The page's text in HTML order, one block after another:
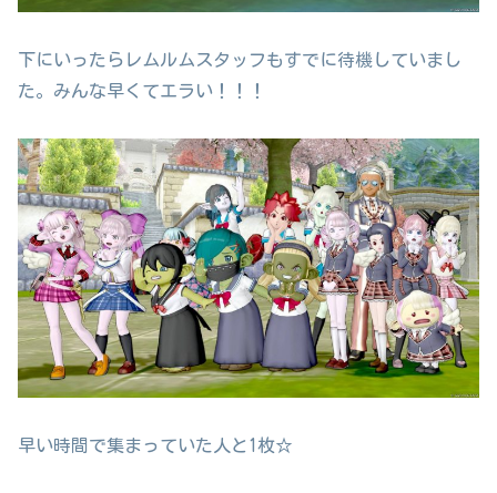
下にいったらレムルムスタッフもすでに待機していまし
た。みんな早くてエラい！！！
早い時間で集まっていた人と1枚☆